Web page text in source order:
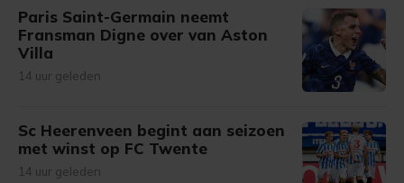
Paris Saint-Germain neemt
Fransman Digne over van Aston
Villa
14 uur geleden
Sc Heerenveen begint aan seizoen
met winst op FC Twente
14 uur geleden